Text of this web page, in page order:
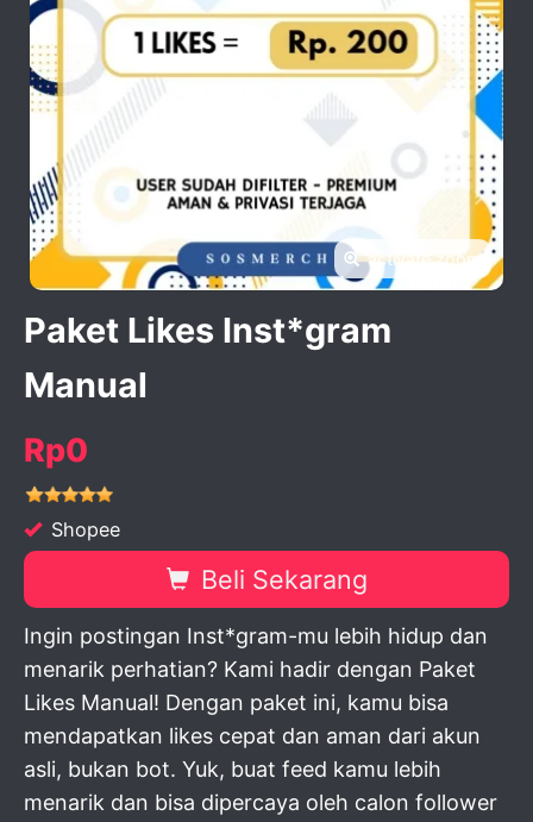
activate zoom
Paket Likes Inst*gram
Manual
Rp0
Shopee
Beli Sekarang
Ingin postingan Inst*gram-mu lebih hidup dan
menarik perhatian? Kami hadir dengan Paket
Likes Manual! Dengan paket ini, kamu bisa
mendapatkan likes cepat dan aman dari akun
asli, bukan bot. Yuk, buat feed kamu lebih
menarik dan bisa dipercaya oleh calon follower